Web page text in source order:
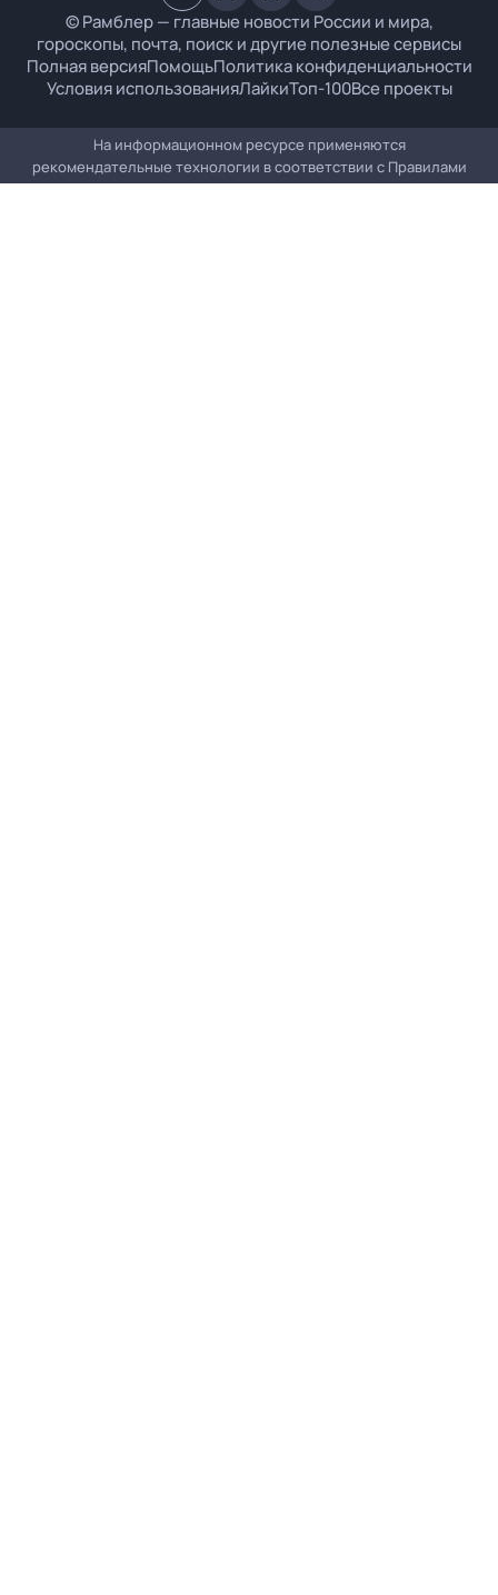
© Рамблер — главные новости России и мира,
гороскопы, почта, поиск и другие полезные сервисы
Полная версияПомощьПолитика конфиденциальности
Условия использованияЛайкиТоп-100Все проекты
На информационном ресурсе применяются
рекомендательные технологии в соответствии с Правилами